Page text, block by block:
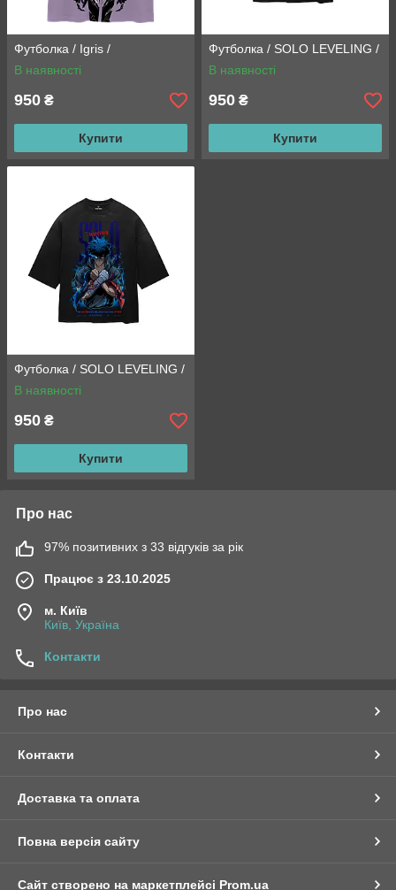
Футболка / Igris /
В наявності
950 ₴
Купити
Футболка / SOLO LEVELING /
В наявності
950 ₴
Купити
Футболка / SOLO LEVELING /
В наявності
950 ₴
Купити
Про нас
97% позитивних з 33 відгуків за рік
Працює з 23.10.2025
м. Київ
Київ, Україна
Контакти
Про нас
Контакти
Доставка та оплата
Повна версія сайту
Сайт створено на маркетплейсі Prom.ua